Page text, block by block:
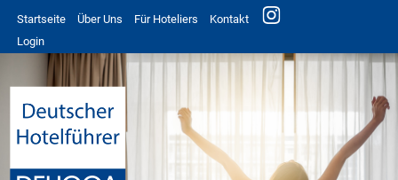
Startseite Über Uns Für Hoteliers
Kontakt
Login